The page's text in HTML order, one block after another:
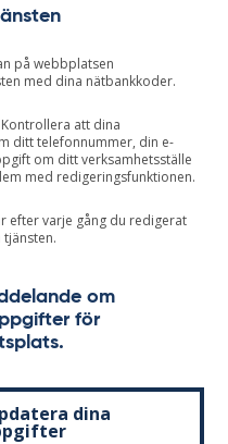
på webbplatsen
med dina nätbankkoder.
att dina
ditt telefonnummer, din e-
om ditt verksamhetsställe
med redigeringsfunktionen.
efter varje gång du redigerat
om
för
dina